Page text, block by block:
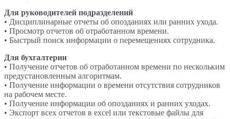
Для руководителей подразделений
• Дисциплинарные отчеты об опозданиях или ранних ухода.
• Просмотр отчетов об отработанном времени.
• Быстрый поиск информации о перемещениях сотрудника.
Для бухгалтерии
• Получение отчетов об отработанном времени по нескольким
предустановленным алгоритмам.
• Получение информации о времени отсутствия сотрудников
на рабочем месте.
• Получение информации об опозданиях и ранних уходах.
• Экспорт всех отчетов в excel или текстовые файлы для